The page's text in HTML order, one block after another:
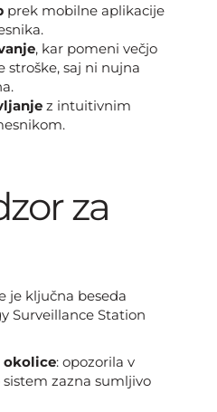
prek mobilne aplikacije
, kar pomeni večjo
stroške, saj ni nujna
z intuitivnim
za
je ključna beseda
Surveillance Station
okolice: opozorila v
zazna sumljivo